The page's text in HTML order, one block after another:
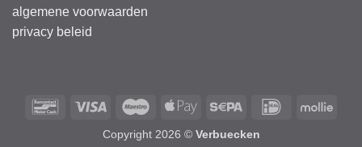
algemene voorwaarden
privacy beleid
BancontactVisa Maestro Apple
Sepa IDeal Mollie
Copyright 2026 © Verbuecken